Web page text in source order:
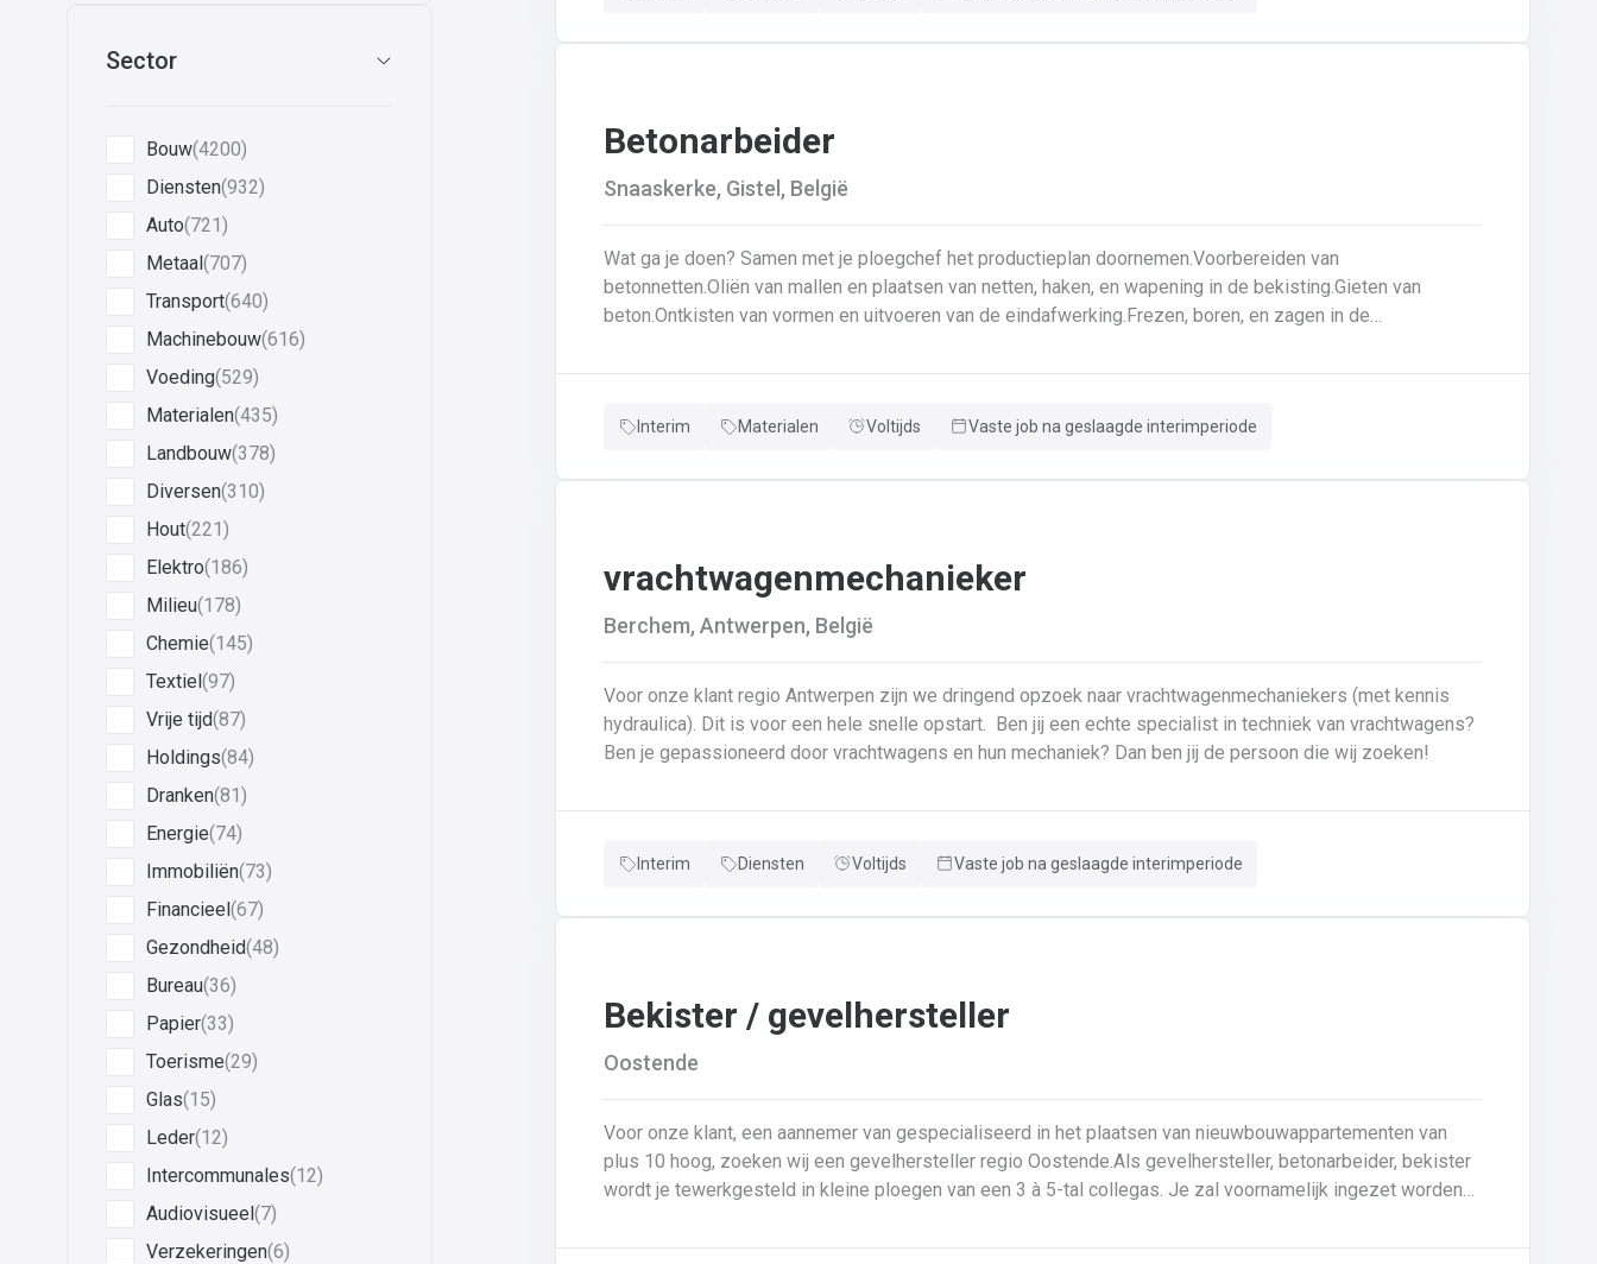
Sector
Bouw(4200)
Diensten(932)
Auto(721)
Metaal(707)
Transport(640)
Machinebouw(616)
Voeding(529)
Materialen(435)
Landbouw(378)
Diversen(310)
Hout(221)
Elektro(186)
Milieu(178)
Chemie(145)
Textiel(97)
Vrije tijd(87)
Holdings(84)
Dranken(81)
Energie(74)
Immobiliën(73)
Financieel(67)
Gezondheid(48)
Bureau(36)
Papier(33)
Toerisme(29)
Glas(15)
Leder(12)
Intercommunales(12)
Audiovisueel(7)
Verzekeringen(6)
Betonarbeider
Snaaskerke, Gistel, België
Wat ga je doen? Samen met je ploegchef het productieplan doornemen.Voorbereiden van
betonnetten.Oliën van mallen en plaatsen van netten, haken, en wapening in de bekisting.Gieten van
beton.Ontkisten van vormen en uitvoeren van de eindafwerking.Frezen, boren, en zagen in de
en naleven van veiligheids-, kwaliteits-, en milieuregels.
Interim Materialen Voltijds Vaste job na geslaagde interimperiode
vrachtwagenmechanieker
Berchem, Antwerpen, België
Voor onze klant regio Antwerpen zijn we dringend opzoek naar vrachtwagenmechaniekers (met kennis
hydraulica). Dit is voor een hele snelle opstart. Ben jij een echte specialist in techniek van vrachtwagens?
Ben je gepassioneerd door vrachtwagens en hun mechaniek? Dan ben jij de persoon die wij zoeken!
Interim Diensten Voltijds Vaste job na geslaagde interimperiode
Bekister / gevelhersteller
Oostende
Voor onze klant, een aannemer van gespecialiseerd in het plaatsen van nieuwbouwappartementen van
plus 10 hoog, zoeken wij een gevelhersteller regio Oostende.Als gevelhersteller, betonarbeider, bekister
wordt je tewerkgesteld in kleine ploegen van een 3 à 5-tal collegas. Je zal voornamelijk ingezet worden
van gevelbekleding;Gebruik maken van deze technieken: crepi bepleistering steenstrips hout